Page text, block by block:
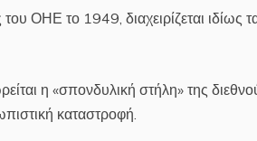
ΟΗΕ το 1949, διαχειρίζεται ιδίως
η «σπονδυλική στήλη» της
καταστροφή.